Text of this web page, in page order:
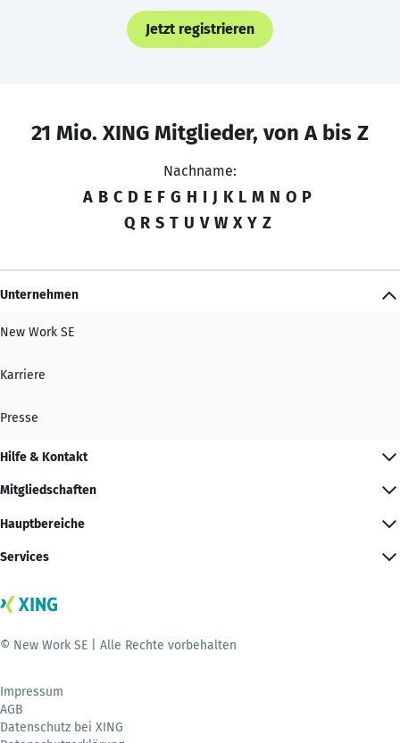
Jetzt registrieren
21 Mio. XING Mitglieder, von A bis Z
Nachname:
A B C D E F G H I J K L M N O P
Q R S T U V W X Y Z
Unternehmen
New Work SE
Karriere
Presse
Hilfe & Kontakt
Mitgliedschaften
Hauptbereiche
Services
© New Work SE | Alle Rechte vorbehalten
Impressum
AGB
Datenschutz bei XING